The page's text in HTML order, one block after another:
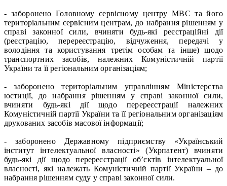
- заборонено Головному сервісному центру МВС та його
територіальним сервісним центрам, до набрання рішенням у
справі законної сили, вчиняти будь-які реєстраційні дії
(реєстрацію, перереєстрацію, відчуження, передачі у
володіння та користування третім особам та інше) щодо
транспортних засобів, належних Комуністичній партії
України та її регіональним організаціям;
- заборонено територіальним управлінням Міністерства
юстиції, до набрання рішенням у справі законної сили,
вчиняти будь-які дії щодо перереєстрації належних
Комуністичній партії України та її регіональним організаціям
друкованих засобів масової інформації;
- заборонено Державному підприємству «Український
інститут інтелектуальної власності» (Укрпатент) вчиняти
будь-які дії щодо перереєстрації об’єктів інтелектуальної
власності, які належать Комуністичній партії України – до
набрання рішенням суду у справі законної сили.